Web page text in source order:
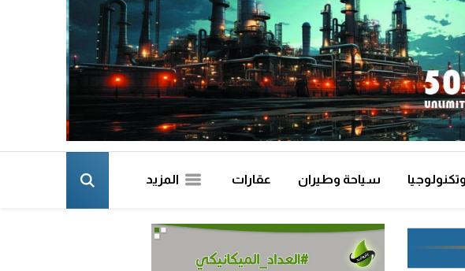
سياحة وطيران عقارات المزيد